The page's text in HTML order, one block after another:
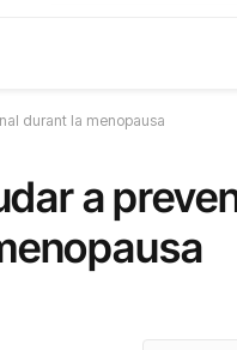
durant la menopausa
a